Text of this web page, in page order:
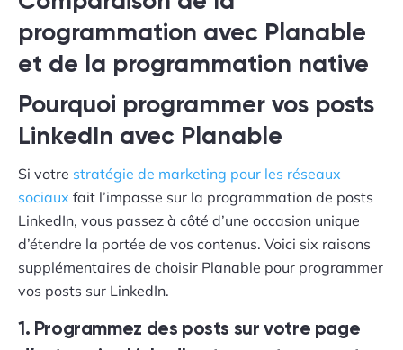
programmation avec Planable
et de la programmation native
Pourquoi programmer vos posts
LinkedIn avec Planable
Si votre stratégie de marketing pour les réseaux
sociaux fait l’impasse sur la programmation de posts
LinkedIn, vous passez à côté d’une occasion unique
d’étendre la portée de vos contenus. Voici six raisons
supplémentaires de choisir Planable pour programmer
vos posts sur LinkedIn.
1. Programmez des posts sur votre page